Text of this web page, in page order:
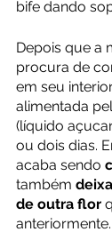
bife dando
Depois que a
procura de
em seu
alimentada
(líquido
ou dois dias.
acaba sendo
também
de outra flor
anteriormente.